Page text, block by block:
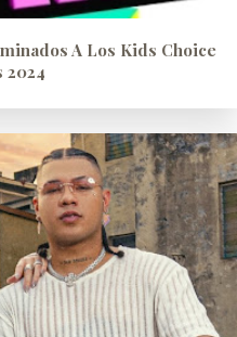
A Los Kids Choice
2024